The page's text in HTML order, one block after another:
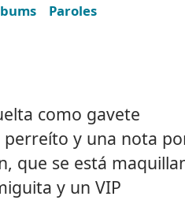
Paroles
como gavete
perreíto y una nota
que se está
y un VIP